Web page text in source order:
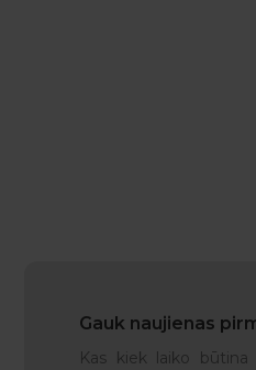
Gauk naujienas
Kas kiek laiko būtina